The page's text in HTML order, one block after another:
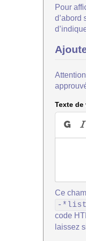
Pour
d’abord
Texte de
Ce
-
code
laissez